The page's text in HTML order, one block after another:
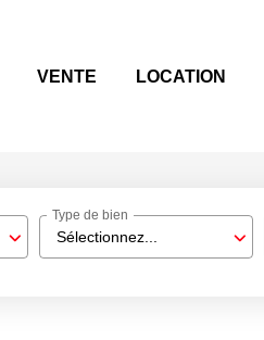
VENTE LOCATION
Sélectionnez...
Type de bien